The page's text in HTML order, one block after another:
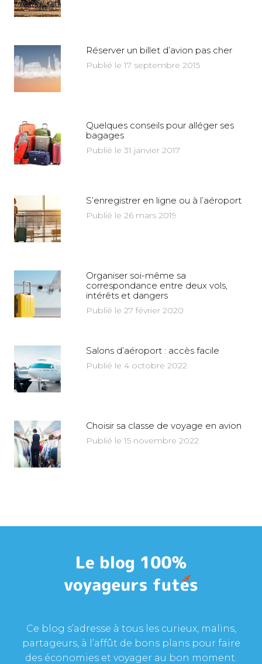
Réserver un billet d’avion pas cher
Publié le 17 septembre 2015
Quelques conseils pour alléger ses
bagages
Publié le 31 janvier 2017
S’enregistrer en ligne ou à l’aéroport
Publié le 26 mars 2019
Organiser soi-même sa
correspondance entre deux vols,
intérêts et dangers
Publié le 27 février 2020
Salons d’aéroport : accès facile
Publié le 4 octobre 2022
Choisir sa classe de voyage en avion
Publié le 15 novembre 2022
Ce blog s’adresse à tous les curieux, malins,
partageurs, à l’affût de bons plans pour faire
des économies et voyager au bon moment.